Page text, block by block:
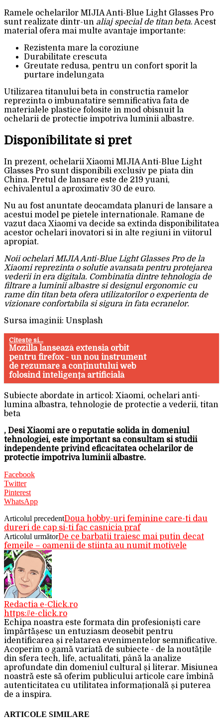
Ramele ochelarilor MIJIA Anti-Blue Light Glasses Pro
sunt realizate dintr-un aliaj special de titan beta. Acest
material ofera mai multe avantaje importante:
Rezistenta mare la coroziune
Durabilitate crescuta
Greutate redusa, pentru un confort sporit la
purtare indelungata
Utilizarea titanului beta in constructia ramelor
reprezinta o imbunatatire semnificativa fata de
materialele plastice folosite in mod obisnuit la
ochelarii de protectie impotriva luminii albastre.
Disponibilitate si pret
In prezent, ochelarii Xiaomi MIJIA Anti-Blue Light
Glasses Pro sunt disponibili exclusiv pe piata din
China. Pretul de lansare este de 219 yuani,
echivalentul a aproximativ 30 de euro.
Nu au fost anuntate deocamdata planuri de lansare a
acestui model pe pietele internationale. Ramane de
vazut daca Xiaomi va decide sa extinda disponibilitatea
acestor ochelari inovatori si in alte regiuni in viitorul
apropiat.
Noii ochelari MIJIA Anti-Blue Light Glasses Pro de la
Xiaomi reprezinta o solutie avansata pentru protejarea
vederii in era digitala. Combinatia dintre tehnologia de
filtrare a luminii albastre si designul ergonomic cu
rame din titan beta ofera utilizatorilor o experienta de
vizionare confortabila si sigura in fata ecranelor.
Sursa imaginii: Unsplash
Citeste si...
Mozilla lansează extensia orbit
pentru firefox - un nou instrument
de rezumare a conținutului web
folosind inteligența artificială
Subiecte abordate in articol: Xiaomi, ochelari anti-
lumina albastra, tehnologie de protectie a vederii, titan
beta
, Desi Xiaomi are o reputatie solida in domeniul
tehnologiei, este important sa consultam si studii
independente privind eficacitatea ochelarilor de
protectie impotriva luminii albastre.
Facebook
Twitter
Pinterest
WhatsApp
Articolul precedentDoua hobby-uri feminine care-ti dau
dureri de cap si-ti fac casnicia praf
Articolul următorDe ce barbatii traiesc mai putin decat
femeile – oamenii de stiinta au numit motivele
Redactia e-Click.ro
https://e-click.ro
Echipa noastra este formata din profesioniști care
împărtășesc un entuziasm deosebit pentru
identificarea și relatarea evenimentelor semnificative.
Acoperim o gamă variată de subiecte - de la noutățile
din sfera tech, life, actualitati, până la analize
aprofundate din domeniul cultural și literar. Misiunea
noastră este să oferim publicului articole care îmbină
autenticitatea cu utilitatea informațională și puterea
de a inspira.
ARTICOLE SIMILARE